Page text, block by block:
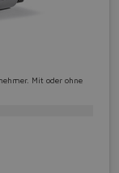
Mit oder ohne